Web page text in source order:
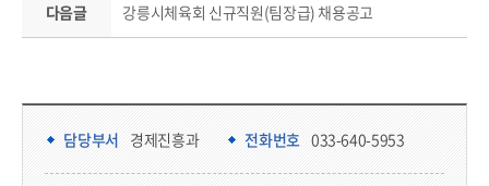
다음글 강릉시체육회 신규직원(팀장급) 채용공고
담당부서 정보 & 컨텐츠 만족도 조사 & 공공저작물 자유이용 허락 표시
담당부서 경제진흥과 전화번호 033-640-5953